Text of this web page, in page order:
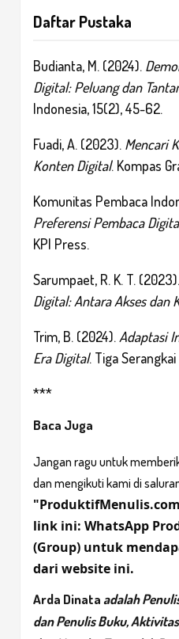
Daftar Pustaka
Budianta, M. (2024).
Digital: Peluang dan
Indonesia, 15(2), 45-62.
Fuadi, A. (2023). Mencari
Konten Digital. Kompas
Komunitas Pembaca
Preferensi Pembaca
KPI Press.
Sarumpaet, R. K. T. (2023).
Digital: Antara Akses dan
Trim, B. (2024). Adaptasi
Era Digital. Tiga
***
Baca Juga
Jangan ragu untuk
dan mengikuti kami di
link ini: WhatsApp
(Group) untuk
dari website ini.
Arda Dinataadalah
dan Penulis Buku,